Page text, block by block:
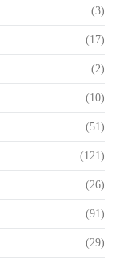
(3)
(17)
(2)
(10)
(51)
(121)
(26)
(91)
(29)